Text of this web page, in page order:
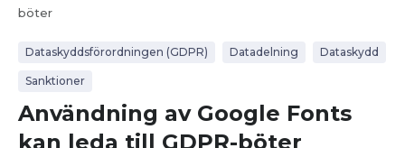
böter
Dataskyddsförordningen (GDPR) Datadelning Dataskydd
Sanktioner
Användning av Google Fonts
kan leda till GDPR-böter